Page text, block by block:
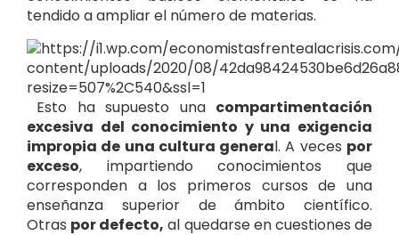
tendido a ampliar el número de materias.
Esto ha supuesto una compartimentación
excesiva del conocimiento y una exigencia
impropia de una cultura general. A veces por
exceso, impartiendo conocimientos que
corresponden a los primeros cursos de una
enseñanza superior de ámbito científico.
Otras por defecto, al quedarse en cuestiones de